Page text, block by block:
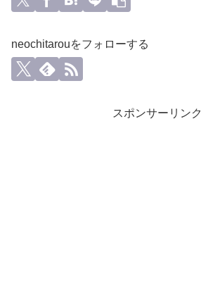
neochitarouをフォローする
スポンサーリンク